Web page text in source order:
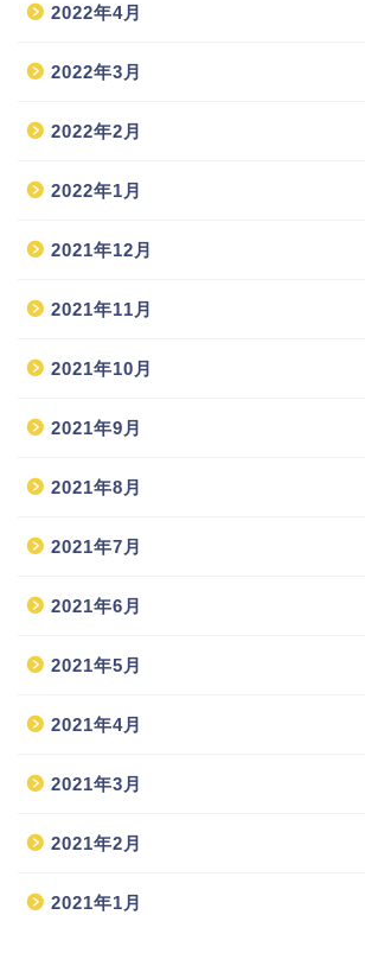
2022年4月
2022年3月
2022年2月
2022年1月
2021年12月
2021年11月
2021年10月
2021年9月
2021年8月
2021年7月
2021年6月
2021年5月
2021年4月
2021年3月
2021年2月
2021年1月